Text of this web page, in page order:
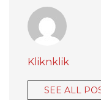
Kliknklik
SEE ALL